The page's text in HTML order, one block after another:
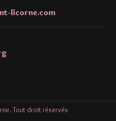
licorne.com
Tout droit réservés